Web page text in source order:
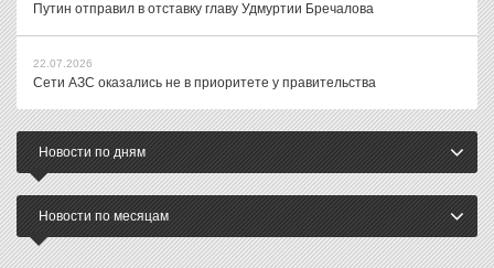
Путин отправил в отставку главу Удмуртии Бречалова
22.07.2026
Сети АЗС оказались не в приоритете у правительства
Новости по дням
Новости по месяцам